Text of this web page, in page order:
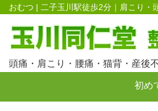
おむつ | 二子玉川駅徒歩2分｜肩こり・
頭痛・肩こり・腰痛・猫背・産後
初め